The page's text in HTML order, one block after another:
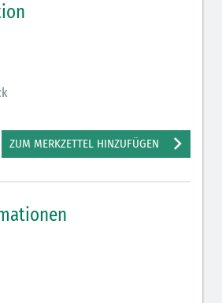
ZUM MERKZETTEL HINZUFÜGEN